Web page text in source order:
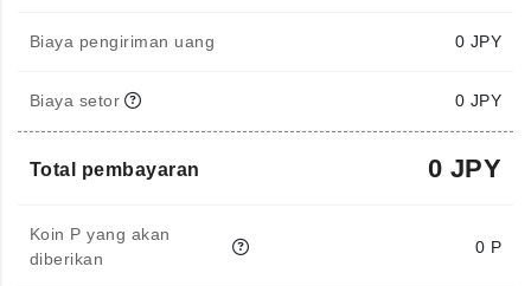
Biaya pengiriman uang 0 JPY
Biaya setor 0 JPY
Total pembayaran 0 JPY
Koin P yang akan
diberikan
0 P